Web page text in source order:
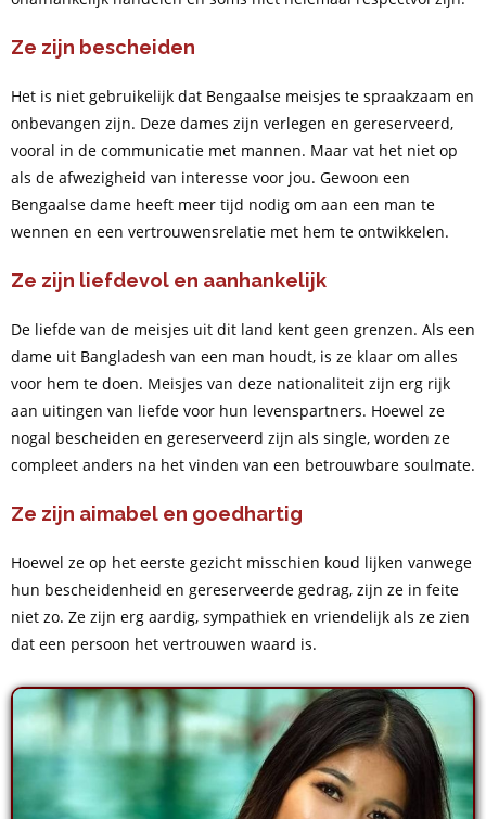
Ze zijn bescheiden
Het is niet gebruikelijk dat Bengaalse meisjes te spraakzaam en
onbevangen zijn. Deze dames zijn verlegen en gereserveerd,
vooral in de communicatie met mannen. Maar vat het niet op
als de afwezigheid van interesse voor jou. Gewoon een
Bengaalse dame heeft meer tijd nodig om aan een man te
wennen en een vertrouwensrelatie met hem te ontwikkelen.
Ze zijn liefdevol en aanhankelijk
De liefde van de meisjes uit dit land kent geen grenzen. Als een
dame uit Bangladesh van een man houdt, is ze klaar om alles
voor hem te doen. Meisjes van deze nationaliteit zijn erg rijk
aan uitingen van liefde voor hun levenspartners. Hoewel ze
nogal bescheiden en gereserveerd zijn als single, worden ze
compleet anders na het vinden van een betrouwbare soulmate.
Ze zijn aimabel en goedhartig
Hoewel ze op het eerste gezicht misschien koud lijken vanwege
hun bescheidenheid en gereserveerde gedrag, zijn ze in feite
niet zo. Ze zijn erg aardig, sympathiek en vriendelijk als ze zien
dat een persoon het vertrouwen waard is.